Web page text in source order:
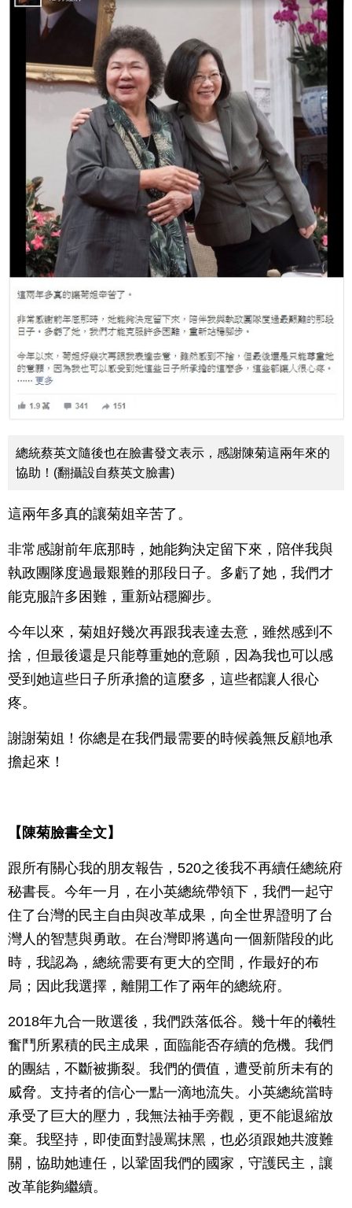
總統蔡英文隨後也在臉書發文表示，感謝陳菊這兩年來的
協助！(翻攝設自蔡英文臉書)
這兩年多真的讓菊姐辛苦了。
非常感謝前年底那時，她能夠決定留下來，陪伴我與
執政團隊度過最艱難的那段日子。多虧了她，我們才
能克服許多困難，重新站穩腳步。
今年以來，菊姐好幾次再跟我表達去意，雖然感到不
捨，但最後還是只能尊重她的意願，因為我也可以感
受到她這些日子所承擔的這麼多，這些都讓人很心
疼。
謝謝菊姐！你總是在我們最需要的時候義無反顧地承
擔起來！
【陳菊臉書全文】
跟所有關心我的朋友報告，520之後我不再續任總統府
秘書長。今年一月，在小英總統帶領下，我們一起守
住了台灣的民主自由與改革成果，向全世界證明了台
灣人的智慧與勇敢。在台灣即將邁向一個新階段的此
時，我認為，總統需要有更大的空間，作最好的布
局；因此我選擇，離開工作了兩年的總統府。
2018年九合一敗選後，我們跌落低谷。幾十年的犧牲
奮鬥所累積的民主成果，面臨能否存續的危機。我們
的團結，不斷被撕裂。我們的價值，遭受前所未有的
威脅。支持者的信心一點一滴地流失。小英總統當時
承受了巨大的壓力，我無法袖手旁觀，更不能退縮放
棄。我堅持，即使面對謾罵抹黑，也必須跟她共渡難
關，協助她連任，以鞏固我們的國家，守護民主，讓
改革能夠繼續。